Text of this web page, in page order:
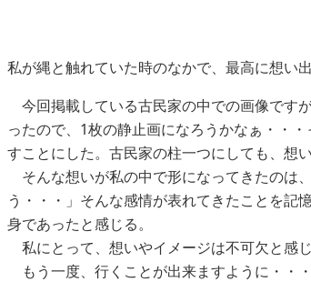
私が縄と触れていた時のなかで、最高に想い
今回掲載している古民家の中での画像です
ったので、1枚の静止画になろうかなぁ・・
すことにした。古民家の柱一つにしても、想
そんな想いが私の中で形になってきたのは
う・・・」そんな感情が表れてきたことを記
身であったと感じる。
私にとって、想いやイメージは不可欠と感
もう一度、行くことが出来ますように・・・